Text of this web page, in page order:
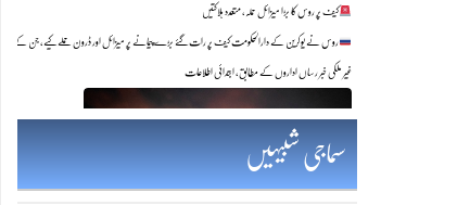
کیف پر روس کا بڑا میزائل حملہ، متعدد ہلاکتیں
روس نے یوکرین کے دارالحکومت کیف پر رات گئے بڑے پیمانے پر میزائل اور ڈرون حملے کیے، جن کے بعد شہر میں 30 سے زائد دھماکوں کی آوازیں سنی گئیں اور مختلف علاقوں میں
غیر ملکی خبر رساں اداروں کے مطابق، ابتدائی اطلاعات
سماجی شبیہیں